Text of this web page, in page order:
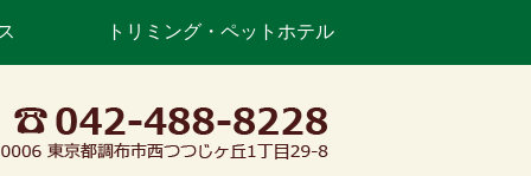
トリミング・ペットホテル